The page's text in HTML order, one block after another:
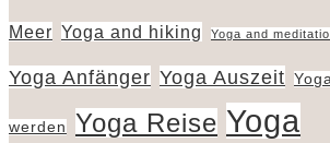
Meer Yoga and hiking Yoga and
Yoga Anfänger Yoga Auszeit
werden Yoga Reise Yoga